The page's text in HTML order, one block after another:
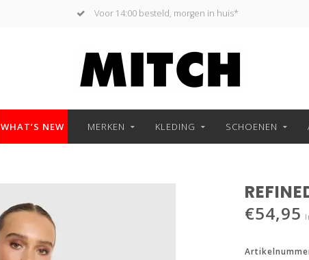
Voor 14:00 besteld, morgen in huis*
WHAT’S NEW MERKEN KLEDING SCHOENEN
€54,95